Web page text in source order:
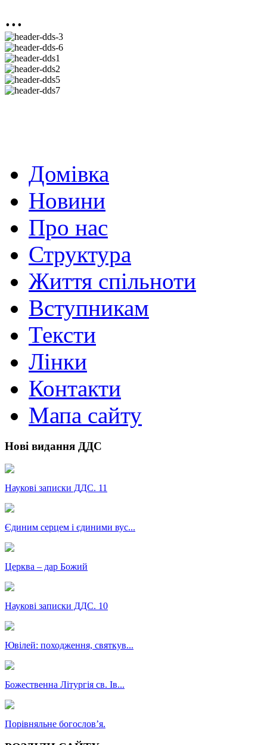
...
Домівка
Новини
Про нас
Структура
Життя спільноти
Вступникам
Тексти
Лінки
Контакти
Мапа сайту
Нові видання ДДС
Наукові записки ДДС. 11
Єдиним серцем і єдиними вус...
Церква – дар Божий
Наукові записки ДДС. 10
Ювілей: походження, святкув...
Божественна Літургія св. Ів...
Порівняльне богословʼя.